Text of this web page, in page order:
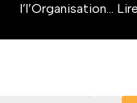
l’l’Organisation…